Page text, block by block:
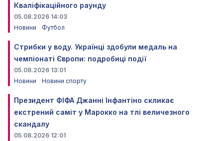
Кваліфікаційного раунду
05.08.2026 14:03
Новини
Футбол
Стрибки у воду. Українці здобули медаль на
чемпіонаті Європи: подробиці події
05.08.2026 13:01
Новини
Новини спорту
Президент ФІФА Джанні Інфантіно скликає
екстрений саміт у Марокко на тлі величезного
скандалу
05.08.2026 12:01